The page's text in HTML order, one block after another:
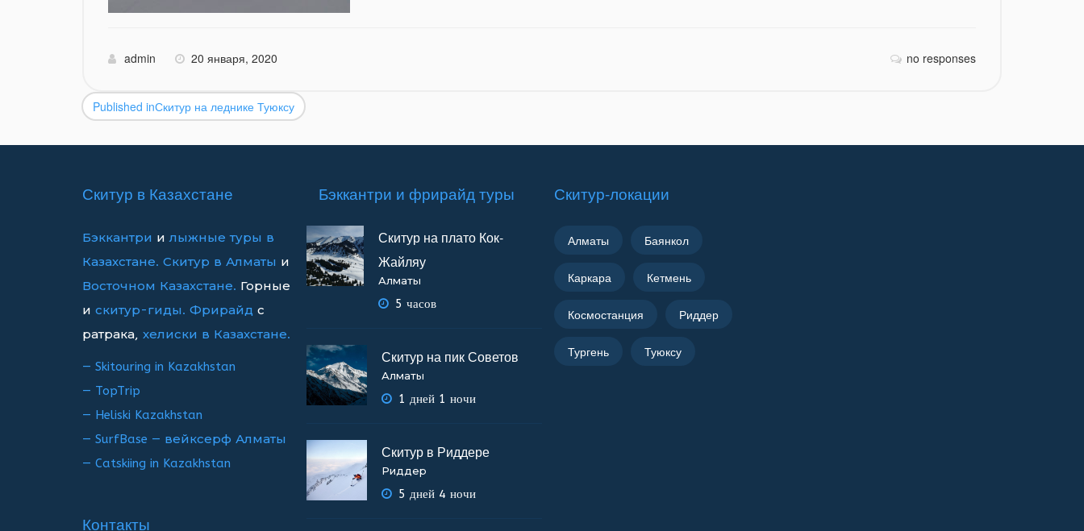
admin 20 января, 2020 no responses
Навигация
по
Published inСкитур на леднике Туюксу
Скитур в Казахстане
Бэккантри илыжные туры в
Казахстане. Скитур в Алматы и
Восточном Казахстане. Горные
и скитур-гиды. Фрирайд с
ратрака, хелиски в Казахстане.
— Skitouring in Kazakhstan
— TopTrip
— Heliski Kazakhstan
— SurfBase — вейксерф Алматы
— Catskiing in Kazakhstan
Контакты
Бэккантри и фрирайд туры
Скитур на плато Кок-
Жайляу
Алматы
5 часов
Скитур на пик Советов
Алматы
1 дней 1 ночи
Скитур в Риддере
Риддер
5 дней 4 ночи
Скитур-локации
Алматы Баянкол
Каркара Кетмень
Космостанция Риддер
Тургень Туюксу